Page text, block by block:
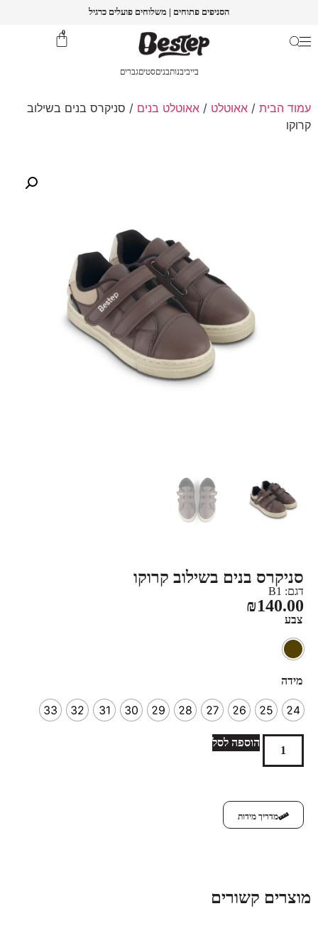
הסניפים פתוחים | משלוחים פועלים כרגיל
0
בייביבנותבניםסטיםגברים
עמוד הבית / אאוטלט / אאוטלט בנים / סניקרס בנים בשילוב
קרוקו
סניקרס בנים בשילוב קרוקו
דגם: B1
₪140.00
צבע
מידה
24
25
26
27
28
29
30
31
32
33
הוספה לסל
מדריך מידות
מוצרים קשורים